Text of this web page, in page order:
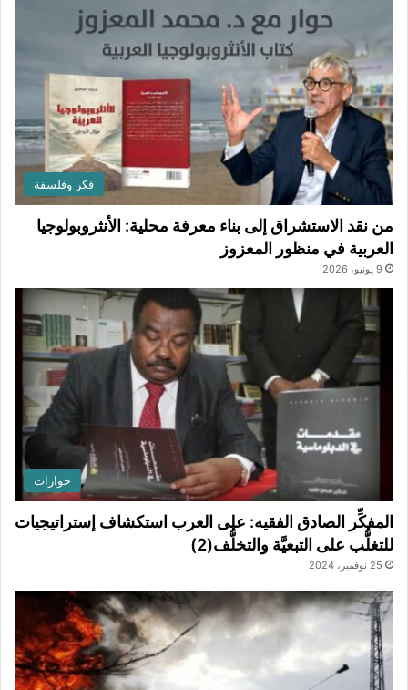
فكر وفلسفة
من نقد الاستشراق إلى بناء معرفة محلية: الأنثروبولوجيا
العربية في منظور المعزوز
9 يونيو، 2026
حوارات
المفكِّر الصادق الفقيه: على العرب استكشاف إستراتيجيات
للتغلُّب على التبعيَّة والتخلُّف(2)
25 نوفمبر، 2024